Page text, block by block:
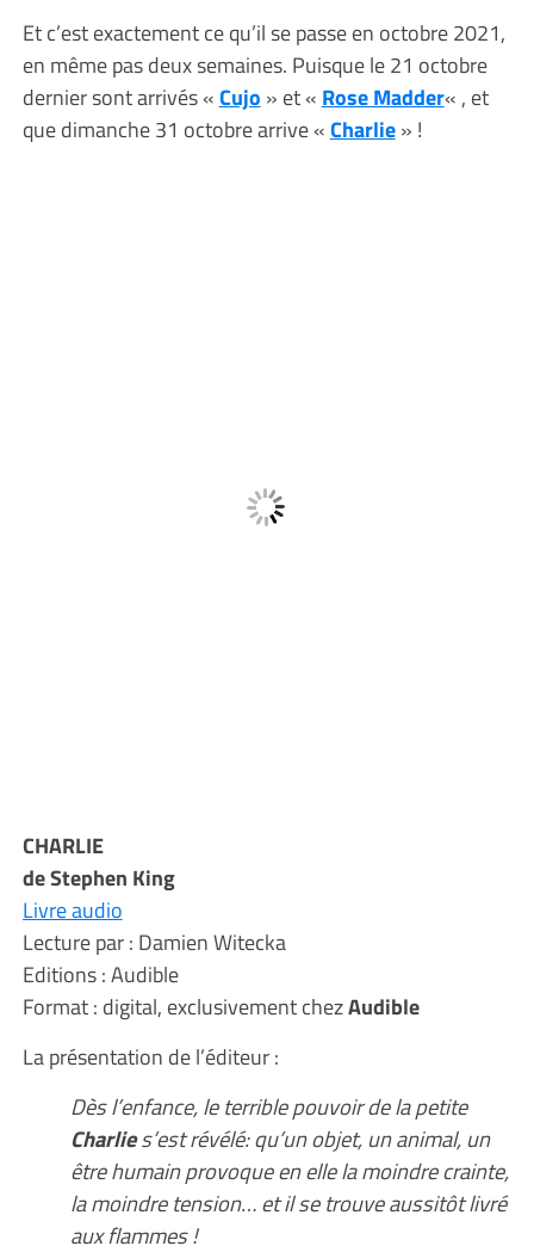
Et c’est exactement ce qu’il se passe en octobre 2021,
en même pas deux semaines. Puisque le 21 octobre
dernier sont arrivés «Cujo » et « Rose Madder« , et
que dimanche 31 octobre arrive «Charlie» !
CHARLIE
de Stephen King
Livre audio
Lecture par : Damien Witecka
Editions : Audible
Format : digital, exclusivement chezAudible
La présentation de l’éditeur :
Dès l’enfance, le terrible pouvoir de la petite
Charlies’est révélé: qu’un objet, un animal, un
être humain provoque en elle la moindre crainte,
la moindre tension… et il se trouve aussitôt livré
aux flammes !